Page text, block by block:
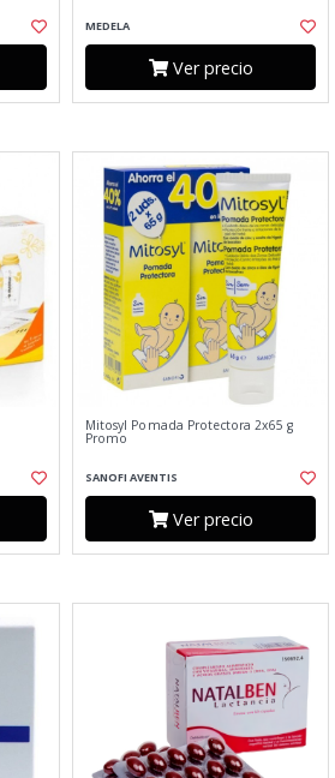
MEDELA
Ver precio
Mitosyl Pomada Protectora 2x65 g
Promo
SANOFI AVENTIS
Ver precio